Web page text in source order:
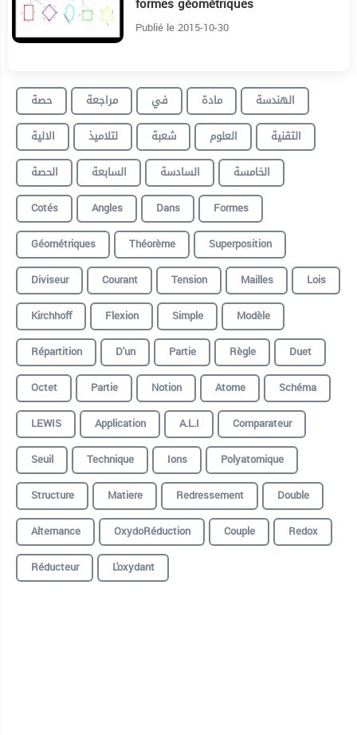
Publié le 2015-10-30
حصة مراجعة في مادة
الهندسة
الالية
لتلاميذ شعبة العلوم
التقنية
الحصة
السابعة السادسة
الخامسة
Cotés
Angles Dans
Formes
Géométriques
Théorème
Superposition
Diviseur
Courant Tension Mailles
Lois
Kirchhoff
Flexion Simple
Modèle
Répartition
D'un Partie Règle
Duet
Octet
Partie Notion Atome
Schéma
LEWIS
Application A.L.I
Comparateur
Seuil
Technique Ions
Polyatomique
Structure
Matiere Redressement
Double
Alternance
OxydoRéduction Couple
Redox
Réducteur
L'oxydant